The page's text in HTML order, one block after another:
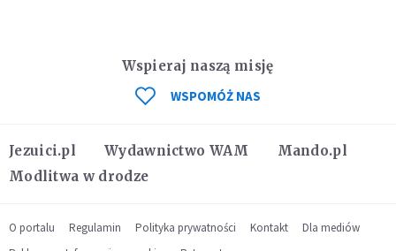
Jezuici.pl Wydawnictwo WAM
Mando.pl
Modlitwa w drodze
Wspieraj naszą misję
WSPOMÓŻ NAS
O portalu Regulamin Polityka prywatności Kontakt
Dla mediów